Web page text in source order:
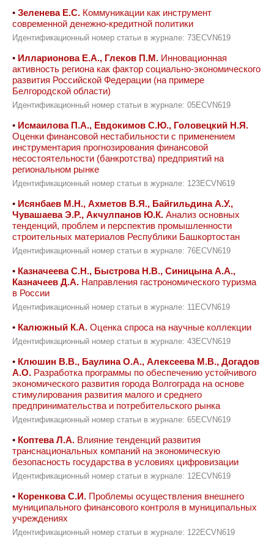
• Зеленева Е.С. Коммуникации как инструмент
современной денежно-кредитной политики
Идентификационный номер статьи в журнале: 73ECVN619
• Илларионова Е.А., Глеков П.М. Инновационная
активность региона как фактор социально-экономического
развития Российской Федерации (на примере
Белгородской области)
Идентификационный номер статьи в журнале: 05ECVN619
• Исмаилова П.А., Евдокимов С.Ю., Головецкий Н.Я.
Оценки финансовой нестабильности с применением
инструментария прогнозирования финансовой
несостоятельности (банкротства) предприятий на
региональном рынке
Идентификационный номер статьи в журнале: 123ECVN619
• Исянбаев М.Н., Ахметов В.Я., Байгильдина А.У.,
Чувашаева Э.Р., Акчулпанов Ю.К. Анализ основных
тенденций, проблем и перспектив промышленности
строительных материалов Республики Башкортостан
Идентификационный номер статьи в журнале: 76ECVN619
• Казначеева С.Н., Быстрова Н.В., Синицына А.А.,
Казначеев Д.А. Направления гастрономического туризма
в России
Идентификационный номер статьи в журнале: 11ECVN619
• Калюжный К.А. Оценка спроса на научные коллекции
Идентификационный номер статьи в журнале: 43ECVN619
• Клюшин В.В., Баулина О.А., Алексеева М.В., Догадов
А.О. Разработка программы по обеспечению устойчивого
экономического развития города Волгограда на основе
стимулирования развития малого и среднего
предпринимательства и потребительского рынка
Идентификационный номер статьи в журнале: 65ECVN619
• Коптева Л.А. Влияние тенденций развития
транснациональных компаний на экономическую
безопасность государства в условиях цифровизации
Идентификационный номер статьи в журнале: 12ECVN619
• Коренкова С.И. Проблемы осуществления внешнего
муниципального финансового контроля в муниципальных
учреждениях
Идентификационный номер статьи в журнале: 122ECVN619